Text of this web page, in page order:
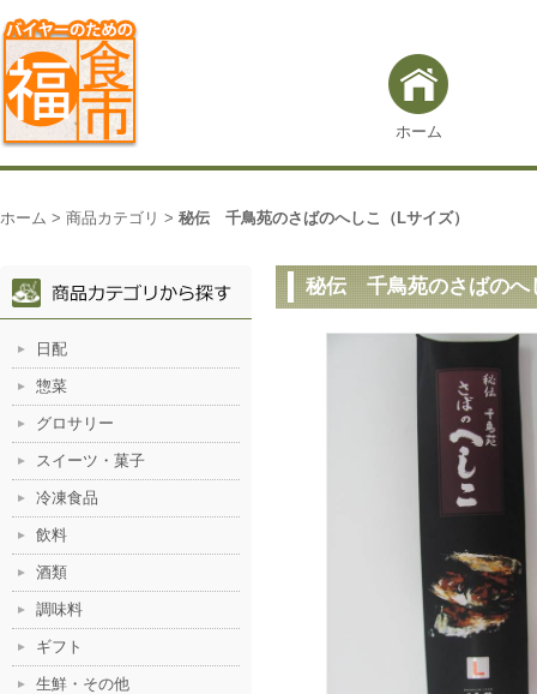
ホーム
ホーム > 商品カテゴリ > 秘伝 千鳥苑のさばのへしこ（Lサイズ）
秘伝 千鳥苑のさばのへ
日配
惣菜
グロサリー
スイーツ・菓子
冷凍食品
飲料
酒類
調味料
ギフト
生鮮・その他